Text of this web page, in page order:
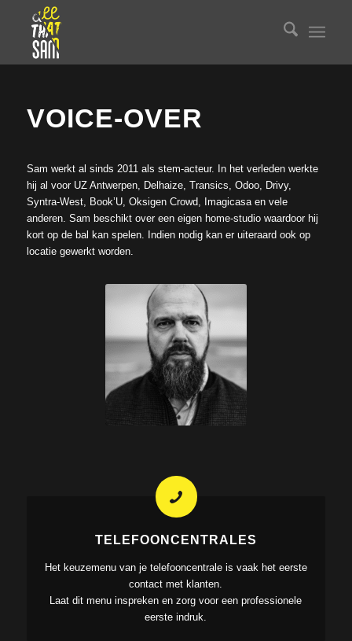
VOICE-OVER
Sam werkt al sinds 2011 als stem-acteur. In het verleden werkte
hij al voor UZ Antwerpen, Delhaize, Transics, Odoo, Drivy,
Syntra-West, Book’U, Oksigen Crowd, Imagicasa en vele
anderen. Sam beschikt over een eigen home-studio waardoor hij
kort op de bal kan spelen. Indien nodig kan er uiteraard ook op
locatie gewerkt worden.
TELEFOONCENTRALES
Het keuzemenu van je telefooncentrale is vaak het eerste
contact met klanten.
Laat dit menu inspreken en zorg voor een professionele
eerste indruk.